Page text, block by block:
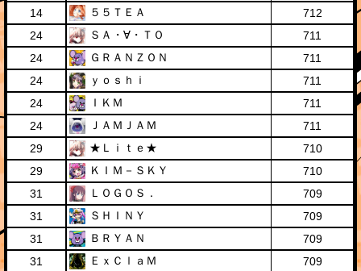
14
５５ＴＥＡ
712
24
ＳＡ・∀・ＴＯ
711
24
ＧＲＡＮＺＯＮ
711
24
ｙｏｓｈｉ
711
24
ＩＫＭ
711
24
ＪＡＭＪＡＭ
711
29
★Ｌｉｔｅ★
710
29
ＫＩＭ－ＳＫＹ
710
31
ＬＯＧＯＳ．
709
31
ＳＨＩＮＹ
709
31
ＢＲＹＡＮ
709
31
ＥｘＣｌａＭ
709